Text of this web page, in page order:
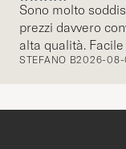
Sono molto
prezzi davvero
alta qualità.
comunicazione
STEFANO B2026-08-